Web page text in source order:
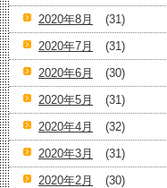
2020年8月
(31)
2020年7月
(31)
2020年6月
(30)
2020年5月
(31)
2020年4月
(32)
2020年3月
(31)
2020年2月
(30)